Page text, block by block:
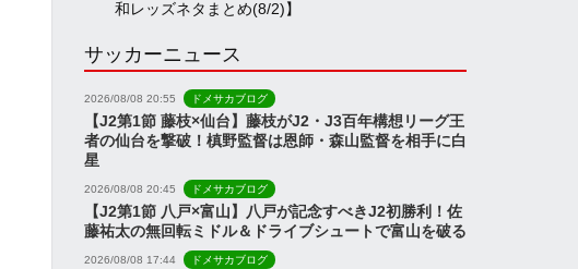
l
和レッズネタまとめ(8/2)】
サッカーニュース
2026/08/08 20:55 ドメサカブログ
【J2第1節 藤枝×仙台】藤枝がJ2・J3百年構想リーグ王
者の仙台を撃破！槙野監督は恩師・森山監督を相手に白
星
2026/08/08 20:45 ドメサカブログ
【J2第1節 八戸×富山】八戸が記念すべきJ2初勝利！佐
藤祐太の無回転ミドル＆ドライブシュートで富山を破る
2026/08/08 17:44 ドメサカブログ